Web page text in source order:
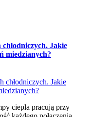
chłodniczych. Jakie
miedzianych?
ciepła pracują przy